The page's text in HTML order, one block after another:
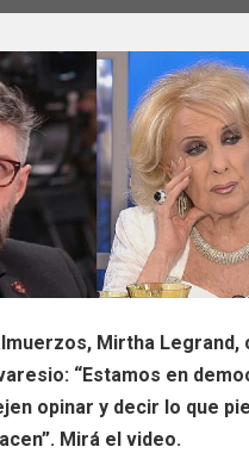
Mirtha
“Estamos en
opinar y decir lo que
Mirá el video.